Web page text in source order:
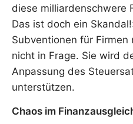
diese milliardenschwere
Das ist doch ein
Subventionen für
nicht in Frage. Sie wird
Anpassung des
unterstützen.
Chaos im